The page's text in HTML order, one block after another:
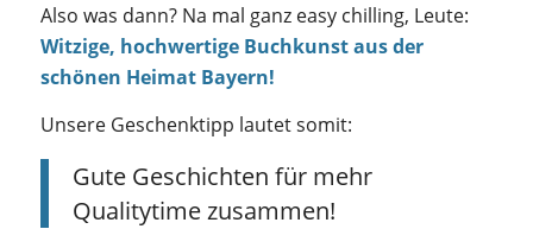
Also was dann? Na mal ganz easy chilling, Leute:
Witzige, hochwertige Buchkunst aus der
schönen Heimat Bayern!
Unsere Geschenktipp lautet somit:
Gute Geschichten für mehr
Qualitytime zusammen!